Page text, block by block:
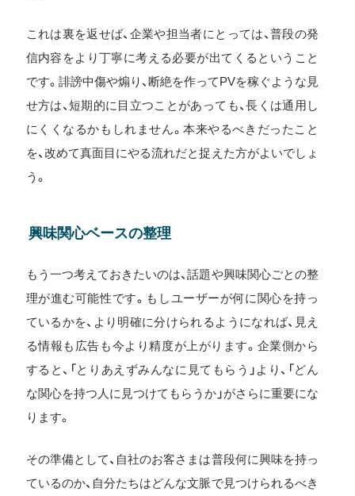
これは裏を返せば、企業や担当者にとっては、普段の発
信内容をより丁寧に考える必要が出てくるということ
です。誹謗中傷や煽り、断絶を作ってPVを稼ぐような見
せ方は、短期的に目立つことがあっても、長くは通用し
にくくなるかもしれません。本来やるべきだったこと
を、改めて真面目にやる流れだと捉えた方がよいでしょ
う。
興味関心ベースの整理
もう一つ考えておきたいのは、話題や興味関心ごとの整
理が進む可能性です。もしユーザーが何に関心を持っ
ているかを、より明確に分けられるようになれば、見え
る情報も広告も今より精度が上がります。企業側から
すると、「とりあえずみんなに見てもらう」より、「どん
な関心を持つ人に見つけてもらうか」がさらに重要にな
ります。
その準備として、自社のお客さまは普段何に興味を持っ
ているのか、自分たちはどんな文脈で見つけられるべき